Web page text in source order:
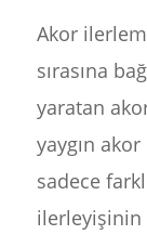
Akor
sırasına
yaratan
yaygın
sadece
ilerleyişinin